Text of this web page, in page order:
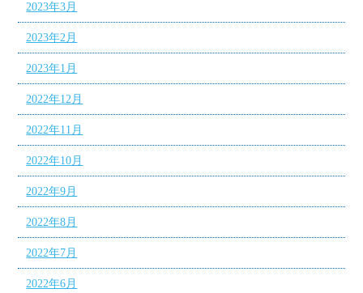
2023年3月
2023年2月
2023年1月
2022年12月
2022年11月
2022年10月
2022年9月
2022年8月
2022年7月
2022年6月